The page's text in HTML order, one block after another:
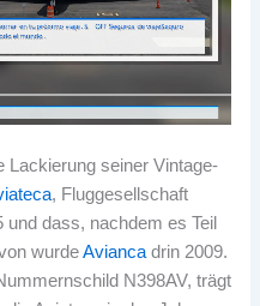
Lackierung seiner Vintage-
, Fluggesellschaft
und dass, nachdem es Teil
wurdeAviancadrin 2009.
N398AV, trägt